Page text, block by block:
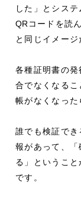
した」とシス
QR コードを読
と同じイメー
各種証明書の
合でなくなる
帳がなくなった
誰でも検証で
報があって、
る」というこ
です。